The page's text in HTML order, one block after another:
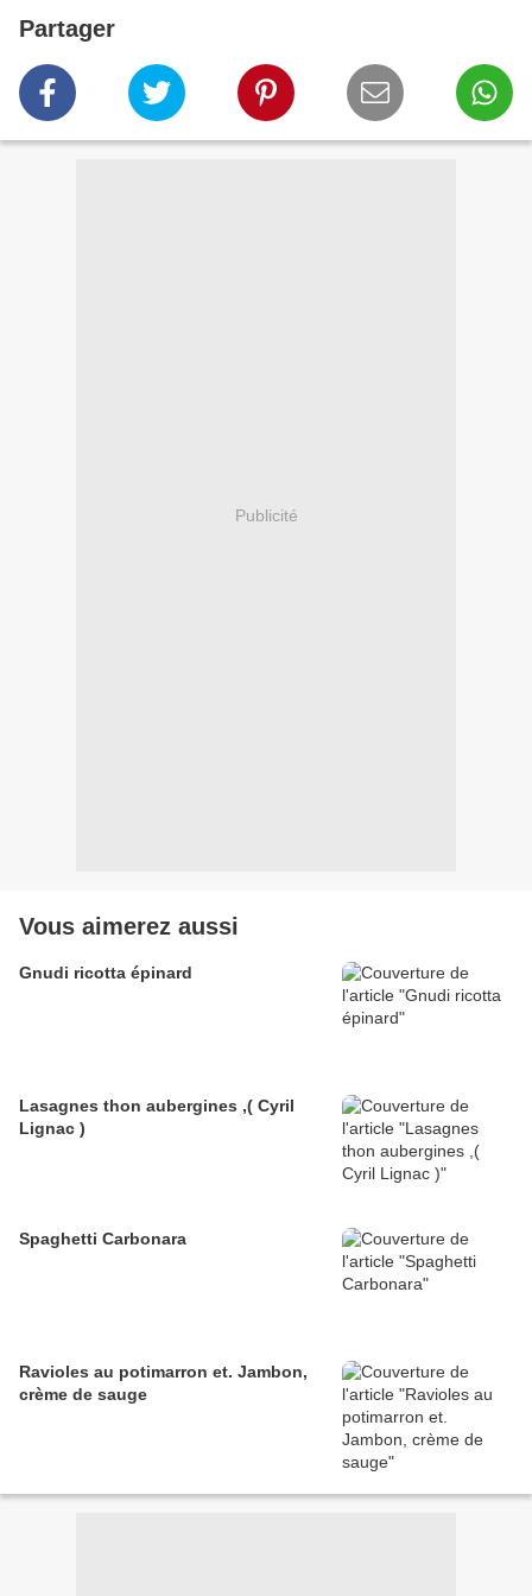
Partager
Publicité
Vous aimerez aussi
Gnudi ricotta épinard
Lasagnes thon aubergines ,( Cyril
Lignac )
Spaghetti Carbonara
Ravioles au potimarron et. Jambon,
crème de sauge